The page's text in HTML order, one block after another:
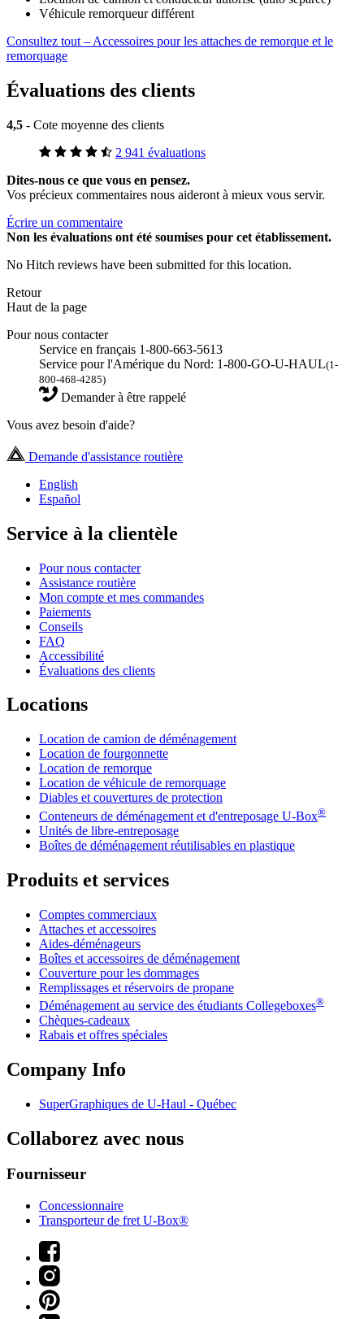
Véhicule remorqueur différent
Consultez tout – Accessoires pour les attaches de remorque et le
remorquage
Évaluations des clients
4,5 - Cote moyenne des clients
2 941 évaluations
Dites-nous ce que vous en pensez.
Vos précieux commentaires nous aideront à mieux vous servir.
Écrire un commentaire
Non les évaluations ont été soumises pour cet établissement.
No Hitch reviews have been submitted for this location.
Retour
Haut de la page
Pour nous contacter
Service en français 1-800-663-5613
Service pour l'Amérique du Nord: 1-800-GO-U-HAUL(1-
800-468-4285)
Demander à être rappelé
Vous avez besoin d'aide?
Demande d'assistance routière
English
Español
Service à la clientèle
Pour nous contacter
Assistance routière
Mon compte et mes commandes
Paiements
Conseils
FAQ
Accessibilité
Évaluations des clients
Locations
Location de camion de déménagement
Location de fourgonnette
Location de remorque
Location de véhicule de remorquage
Diables et couvertures de protection
Conteneurs de déménagement et d'entreposage U-Box®
Unités de libre-entreposage
Boîtes de déménagement réutilisables en plastique
Produits et services
Comptes commerciaux
Attaches et accessoires
Aides-déménageurs
Boîtes et accessoires de déménagement
Couverture pour les dommages
Remplissages et réservoirs de propane
Déménagement au service des étudiants Collegeboxes®
Chèques-cadeaux
Rabais et offres spéciales
Company Info
SuperGraphiques de U-Haul - Québec
Collaborez avec nous
Fournisseur
Concessionnaire
Transporteur de fret U-Box®